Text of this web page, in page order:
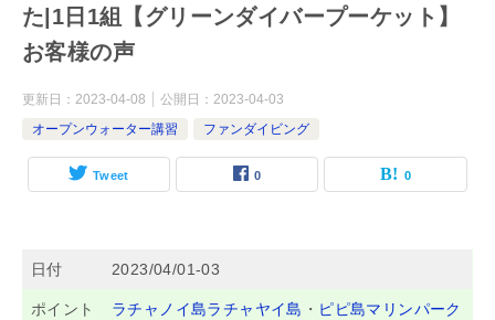
た|1日1組【グリーンダイバープーケット】
お客様の声
更新日： 2023-04-08 公開日： 2023-04-03
オープンウォーター講習
ファンダイビング
Tweet 0 0
日付 2023/04/01-03
ポイント ラチャノイ島ラチャヤイ島 ・ ピピ島マリンパーク